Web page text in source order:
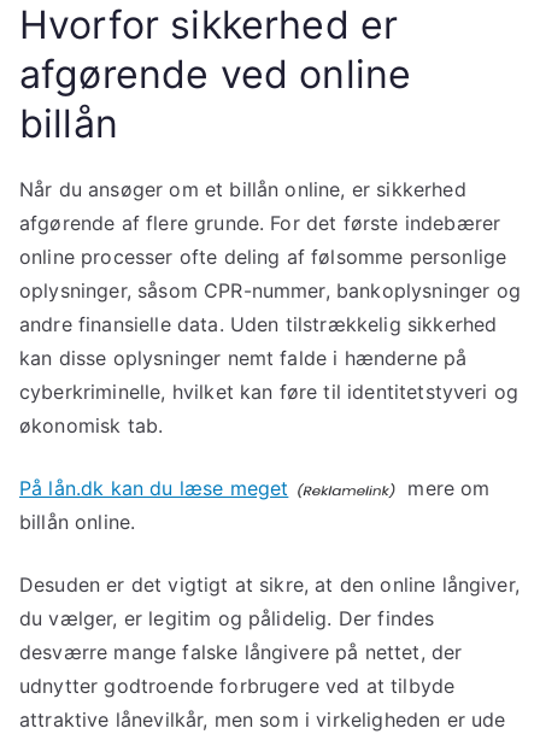
Hvorfor sikkerhed er
afgørende ved online
billån
Når du ansøger om et billån online, er sikkerhed
afgørende af flere grunde. For det første indebærer
online processer ofte deling af følsomme personlige
oplysninger, såsom CPR-nummer, bankoplysninger og
andre finansielle data. Uden tilstrækkelig sikkerhed
kan disse oplysninger nemt falde i hænderne på
cyberkriminelle, hvilket kan føre til identitetstyveri og
økonomisk tab.
På lån.dk kan du læse meget
mere om
billån online.
Desuden er det vigtigt at sikre, at den online långiver,
du vælger, er legitim og pålidelig. Der findes
desværre mange falske långivere på nettet, der
udnytter godtroende forbrugere ved at tilbyde
attraktive lånevilkår, men som i virkeligheden er ude